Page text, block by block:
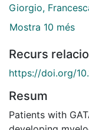
Giorgio,
Mostra 10 més
Recurs
https://doi.org/
Resum
Patients with